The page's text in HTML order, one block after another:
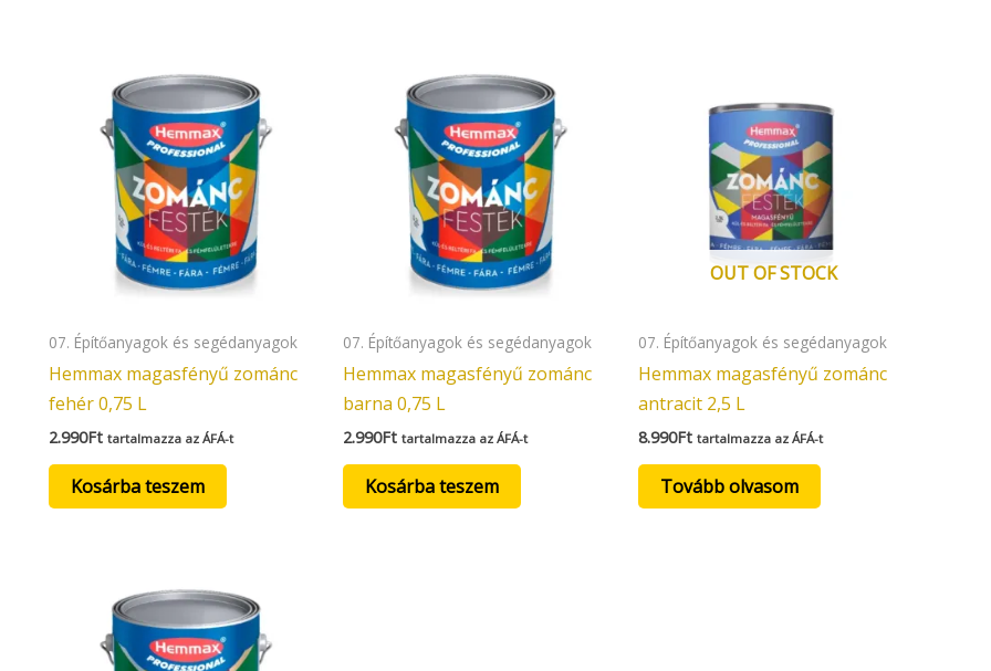
07. Építőanyagok és segédanyagok
Hemmax magasfényű zománc
fehér 0,75 L
2.990Ft tartalmazza az ÁFÁ-t
Kosárba teszem
07. Építőanyagok és segédanyagok
Hemmax magasfényű zománc
barna 0,75 L
2.990Ft tartalmazza az ÁFÁ-t
Kosárba teszem
OUT OF STOCK
07. Építőanyagok és segédanyagok
Hemmax magasfényű zománc
antracit 2,5 L
8.990Ft tartalmazza az ÁFÁ-t
Tovább olvasom